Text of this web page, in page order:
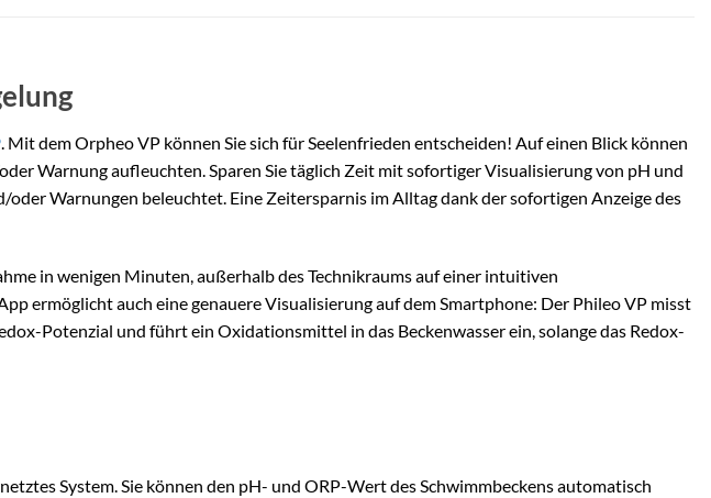
. Mit dem Orpheo VP können Sie sich für Seelenfrieden entscheiden! Auf einen Blick können
Warnung aufleuchten. Sparen Sie täglich Zeit mit sofortiger Visualisierung von pH und
Warnungen beleuchtet. Eine Zeitersparnis im Alltag dank der sofortigen Anzeige des
in wenigen Minuten, außerhalb des Technikraums auf einer intuitiven
ermöglicht auch eine genauere Visualisierung auf dem Smartphone: Der Phileo VP misst
Potenzial und führt ein Oxidationsmittel in das Beckenwasser ein, solange das Redox-
System. Sie können den pH- und ORP-Wert des Schwimmbeckens automatisch